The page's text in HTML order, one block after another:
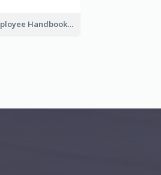
Blank Employee Handbook